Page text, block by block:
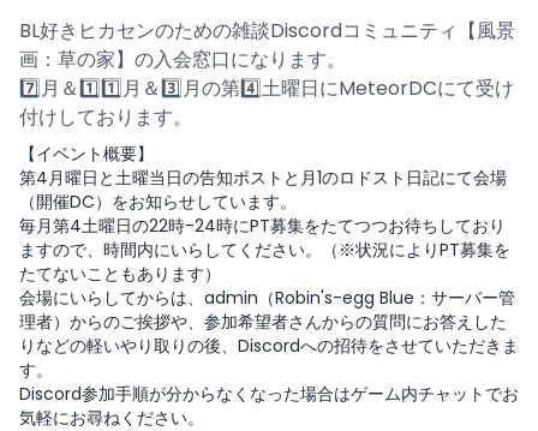
BL好きヒカセンのための雑談Discordコミュニティ【風景
画：草の家】の入会窓口になります。
7️⃣月＆1️⃣1️⃣月＆3️⃣月の第4️⃣土曜日にMeteorDCにて受け
付けしております。
【イベント概要】
第4月曜日と土曜当日の告知ポストと月1のロドスト日記にて会場
（開催DC）をお知らせしています。
毎月第4土曜日の22時-24時にPT募集をたてつつお待ちしており
ますので、時間内にいらしてください。（※状況によりPT募集を
たてないこともあります）
会場にいらしてからは、admin（Robin's-egg Blue：サーバー管
理者）からのご挨拶や、参加希望者さんからの質問にお答えした
りなどの軽いやり取りの後、Discordへの招待をさせていただきま
す。
Discord参加手順が分からなくなった場合はゲーム内チャットでお
気軽にお尋ねください。